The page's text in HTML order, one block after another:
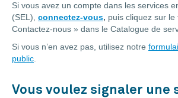
Si vous avez un compte dans les services
(SEL), connectez-vous, puis cliquez sur le
Contactez-nous » dans le Catalogue de
Si vous n’en avez pas, utilisez notre
public.
Vous voulez signaler une